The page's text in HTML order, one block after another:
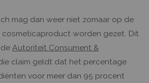
mag dan weer niet zomaar op de
cosmeticaproduct worden gezet. Dit
Autoriteit Consument &
claim geldt dat het percentage
voor meer dan 95 procent